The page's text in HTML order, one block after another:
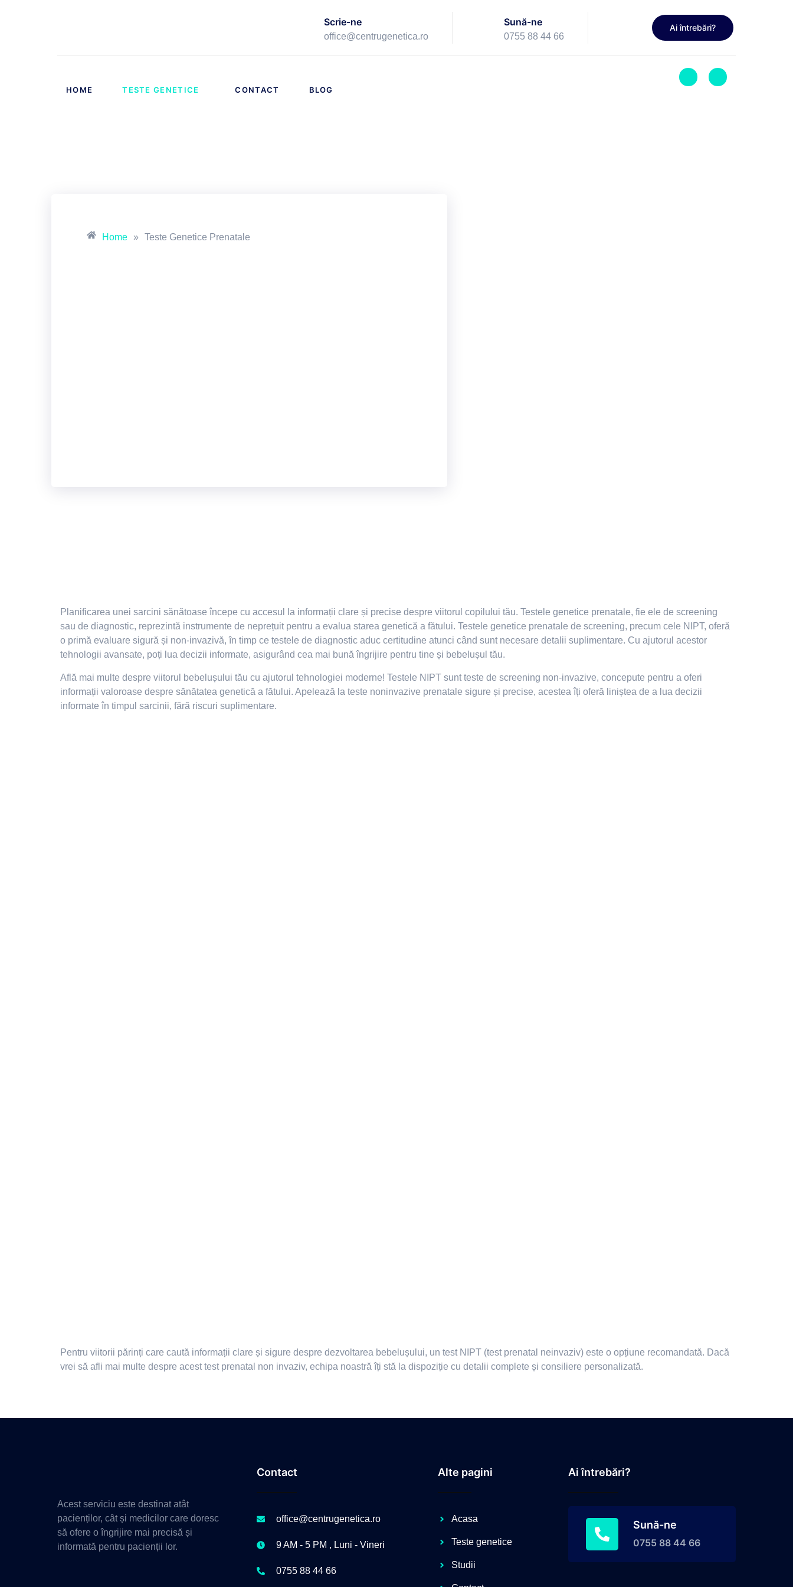
Scrie-ne
office@centrugenetica.ro
Sună-ne
0755 88 44 66
Ai întrebări?
HOME TESTE GENETICE CONTACT BLOG
Home » Teste Genetice Prenatale
Planificarea unei sarcini sănătoase începe cu accesul la informații clare și precise despre viitorul copilului tău. Testele genetice prenatale, fie ele de screening
sau de diagnostic, reprezintă instrumente de neprețuit pentru a evalua starea genetică a fătului. Testele genetice prenatale de screening, precum cele NIPT, oferă
o primă evaluare sigură și non-invazivă, în timp ce testele de diagnostic aduc certitudine atunci când sunt necesare detalii suplimentare. Cu ajutorul acestor
tehnologii avansate, poți lua decizii informate, asigurând cea mai bună îngrijire pentru tine și bebelușul tău.
Află mai multe despre viitorul bebelușului tău cu ajutorul tehnologiei moderne! Testele NIPT sunt teste de screening non-invazive, concepute pentru a oferi
informații valoroase despre sănătatea genetică a fătului. Apelează la teste noninvazive prenatale sigure și precise, acestea îți oferă liniștea de a lua decizii
informate în timpul sarcinii, fără riscuri suplimentare.
Pentru viitorii părinți care caută informații clare și sigure despre dezvoltarea bebelușului, un test NIPT (test prenatal neinvaziv) este o opțiune recomandată. Dacă
vrei să afli mai multe despre acest test prenatal non invaziv, echipa noastră îți stă la dispoziție cu detalii complete și consiliere personalizată.
Acest serviciu este destinat atât
pacienților, cât și medicilor care doresc
să ofere o îngrijire mai precisă și
informată pentru pacienții lor.
Contact
office@centrugenetica.ro
9 AM - 5 PM , Luni - Vineri
0755 88 44 66
Alte pagini
Acasa
Teste genetice
Studii
Ai întrebări?
Sună-ne
0755 88 44 66